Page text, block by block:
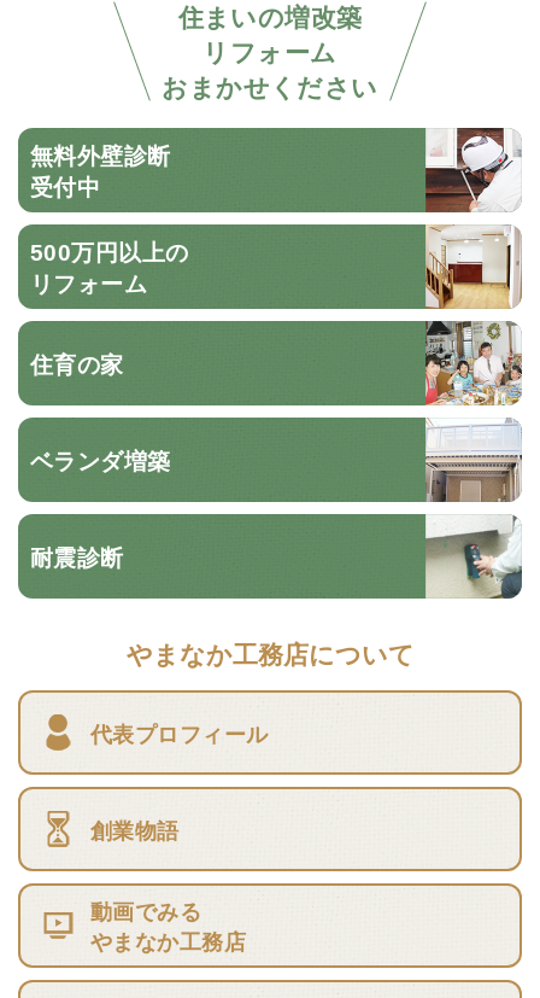
住まいの増改築
リフォーム
おまかせください
無料外壁診断
受付中
500万円以上の
リフォーム
住育の家
ベランダ増築
耐震診断
やまなか工務店について
代表プロフィール
創業物語
動画でみる
やまなか工務店